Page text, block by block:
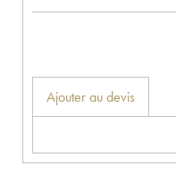
Ajouter au devis